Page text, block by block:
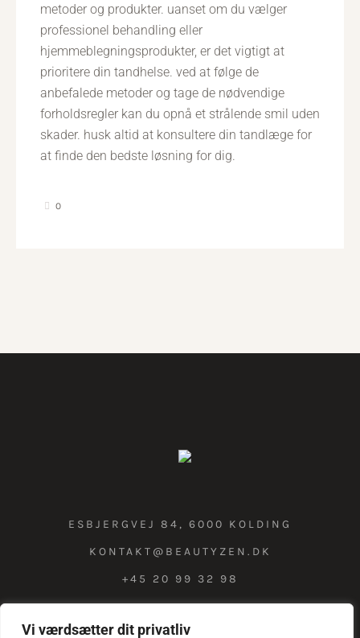
Vi værdsætter dit privatliv
metoder og produkter. uanset om du vælger
professionel behandling eller
hjemmeblegningsprodukter, er det vigtigt at
prioritere din tandhelse. ved at følge de
anbefalede metoder og tage de nødvendige
forholdsregler kan du opnå et strålende smil uden
skader. husk altid at konsultere din tandlæge for
at finde den bedste løsning for dig.
0
ESBJERGVEJ 84, 6000 KOLDING
KONTAKT@BEAUTYZEN.DK
+45 20 99 32 98
COOKIE & PRIVATLIVSPOLITIK